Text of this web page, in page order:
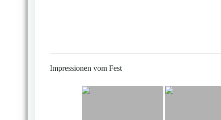
Impressionen vom Fest